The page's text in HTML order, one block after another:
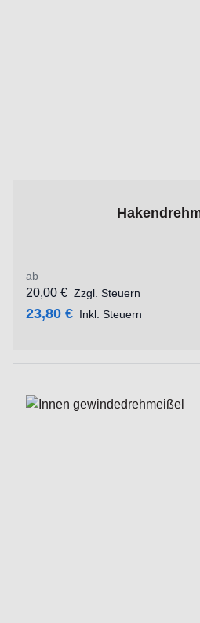
ab
23,80 € Inkl. Steuern
20,00 € Zzgl. Steuern